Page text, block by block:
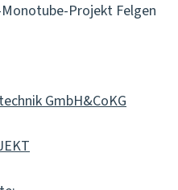
Projekt Felgen
GmbH&CoKG